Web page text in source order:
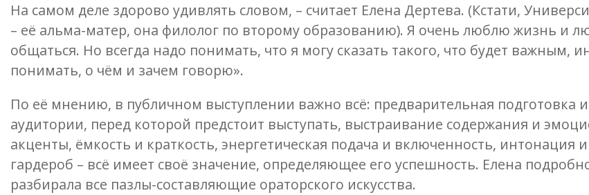
На самом деле здорово удивлять словом, – считает Елена Дертева. (Кстати,
– её альма-матер, она филолог по второму образованию). Я очень люблю жизнь и
общаться. Но всегда надо понимать, что я могу сказать такого, что будет важным,
понимать, о чём и зачем говорю».
По её мнению, в публичном выступлении важно всё: предварительная подготовка
аудитории, перед которой предстоит выступать, выстраивание содержания и
акценты, ёмкость и краткость, энергетическая подача и включенность, интонация
гардероб – всё имеет своё значение, определяющее его успешность. Елена
разбирала все пазлы-составляющие ораторского искусства.